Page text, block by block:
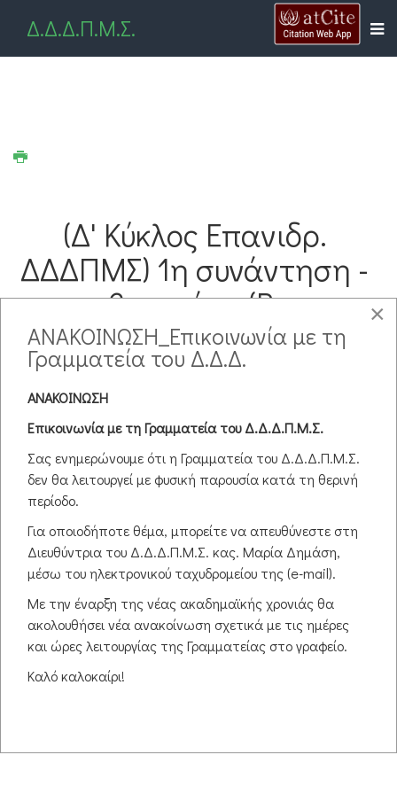
Δ.Δ.Δ.Π.Μ.Σ.
(Δ' Κύκλος Επανιδρ.
ΔΔΔΠΜΣ) 1η συνάντηση -
3η ημέρα (Β.
Γραμματίκας)
ΓΦΠΠΧ 3 - Νομοθετικό Πλαίσιο στην Εκπαίδευση
26 Νοέμβριος 2023
http://s.atcite.com/_0XPbzgFM
Πληροφορίες
Τρόπος διεξαγωγής:Διαδικτυακά & Δια Ζώσης
Διδάσκων/ουσα:Βασίλειος Γραμματίκας Τίτλος:
Αναπληρωτής ΚαθηγητήςΘέση:Δ.Π.Θ.
Όλες οι ημερομηνίες
×
ΑΝΑΚΟΙΝΩΣΗ_Επικοινωνία με τη
Γραμματεία του Δ.Δ.Δ.
ΑΝΑΚΟΙΝΩΣΗ
Επικοινωνία με τη Γραμματεία του Δ.Δ.Δ.Π.Μ.Σ.
Σας ενημερώνουμε ότι η Γραμματεία του Δ.Δ.Δ.Π.Μ.Σ.
δεν θα λειτουργεί με φυσική παρουσία κατά τη θερινή
περίοδο.
Για οποιοδήποτε θέμα, μπορείτε να απευθύνεστε στη
Διευθύντρια του Δ.Δ.Δ.Π.Μ.Σ. κας. Μαρία Δημάση,
μέσω του ηλεκτρονικού ταχυδρομείου της (e-mail).
Με την έναρξη της νέας ακαδημαϊκής χρονιάς θα
ακολουθήσει νέα ανακοίνωση σχετικά με τις ημέρες
και ώρες λειτουργίας της Γραμματείας στο γραφείο.
Καλό καλοκαίρι!